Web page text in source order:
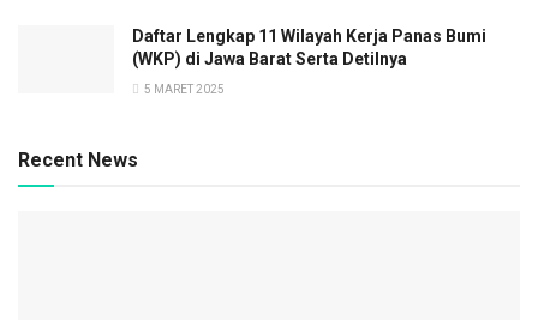
Daftar Lengkap 11 Wilayah Kerja Panas Bumi
(WKP) di Jawa Barat Serta Detilnya
5 MARET 2025
Recent News